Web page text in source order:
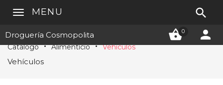
Droguería Cosmopolita 0 
MENU 
Catálogo Alimenticio Vehículos
Vehículos